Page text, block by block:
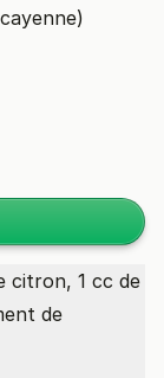
citron, 1 cc de
de